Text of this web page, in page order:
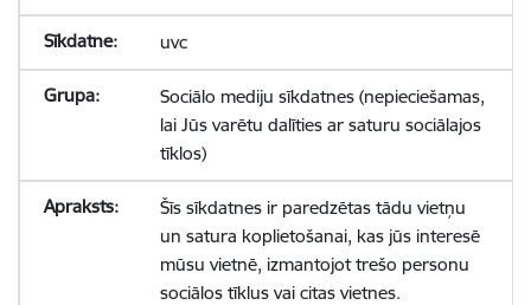
uvc
Sociālo mediju sīkdatnes (nepieciešamas,
lai Jūs varētu dalīties ar saturu sociālajos
tīklos)
Šīs sīkdatnes ir paredzētas tādu vietņu
un satura koplietošanai, kas jūs interesē
mūsu vietnē, izmantojot trešo personu
sociālos tīklus vai citas vietnes.